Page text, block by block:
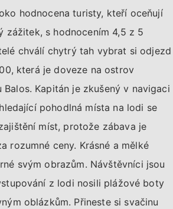
hodnocena turisty, kteří oceňují
zážitek, s hodnocením 4,5 z 5
chválí chytrý tah vybrat si odjezd
která je doveze na ostrov
Balos. Kapitán je zkušený v navigaci
pohodlná místa na lodi se
míst, protože zábava je
rozumné ceny. Krásné a mělké
svým obrazům. Návštěvníci jsou
z lodi nosili plážové boty
oblázkům. Přineste si svačinu